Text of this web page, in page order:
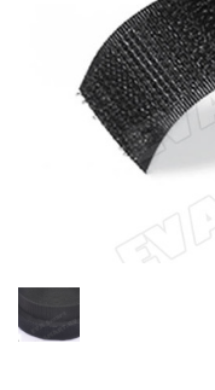
Главная